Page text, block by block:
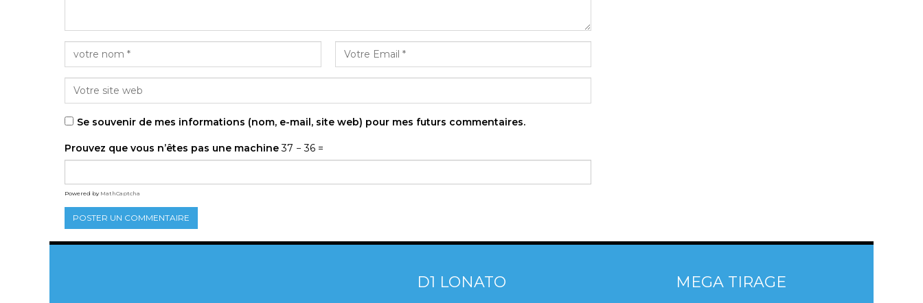
Se souvenir de mes informations (nom, e-mail, site web) pour mes futurs commentaires.
Prouvez que vous n’êtes pas une machine 37 − 36 =
Powered by MathCaptcha
D1 LONATO MEGA TIRAGE